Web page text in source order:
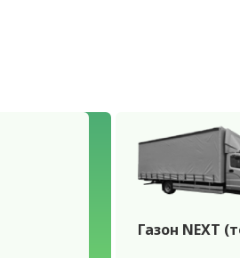
Газон NEXT